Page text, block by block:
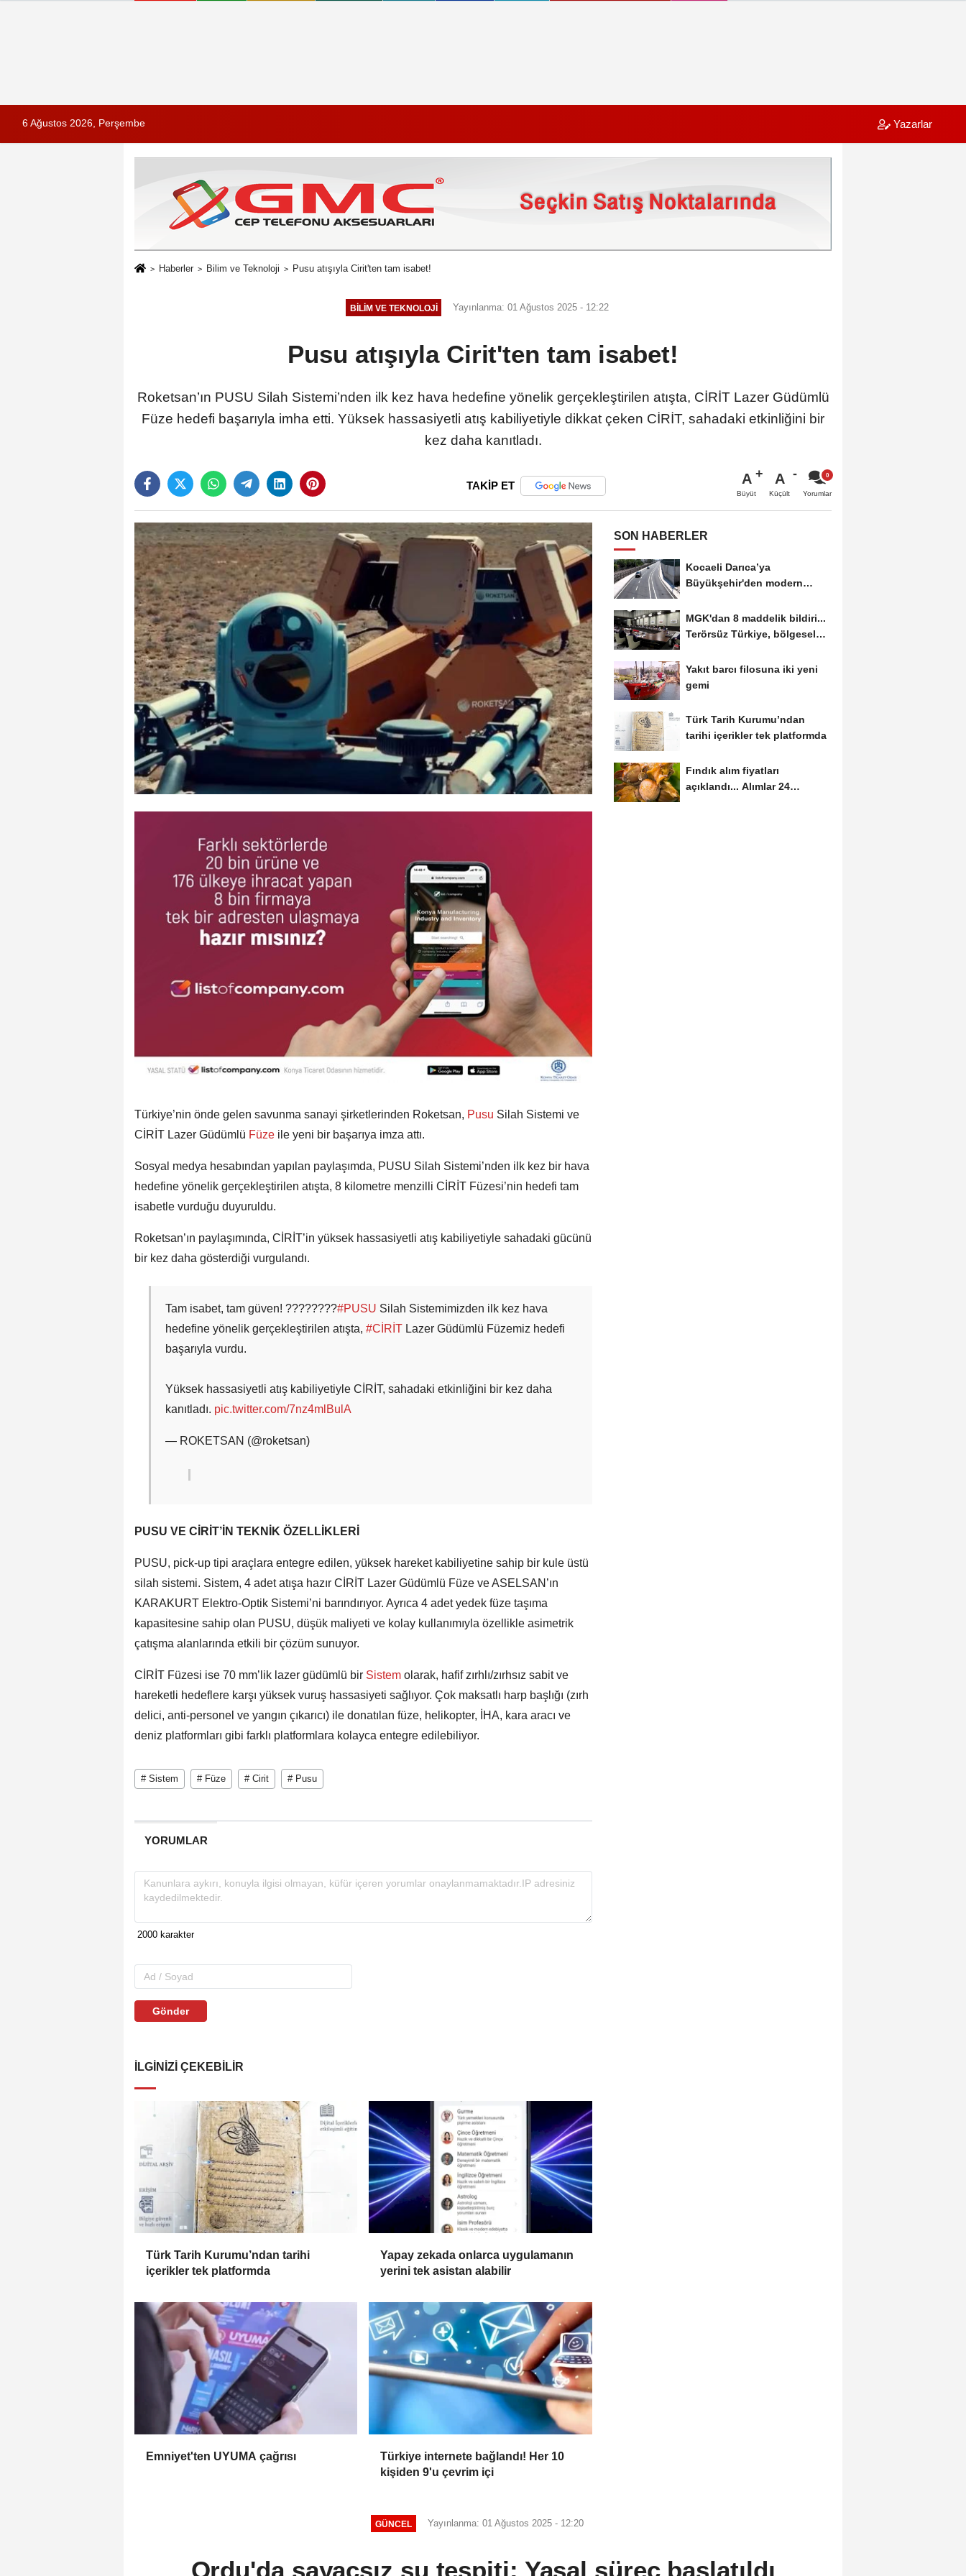
6 Ağustos 2026, Perşembe Yazarlar
Haberler Bilim ve Teknoloji Pusu atışıyla Cirit'ten tam isabet!
BILIM VE TEKNOLOJI Yayınlanma: 01 Ağustos 2025 - 12:22
Pusu atışıyla Cirit'ten tam isabet!
Roketsan’ın PUSU Silah Sistemi’nden ilk kez hava hedefine yönelik gerçekleştirilen atışta, CİRİT Lazer Güdümlü
Füze hedefi başarıyla imha etti. Yüksek hassasiyetli atış kabiliyetiyle dikkat çeken CİRİT, sahadaki etkinliğini bir
kez daha kanıtladı.
TAKİP ET A
Büyüt
A
Küçült Yorumlar
Türkiye’nin önde gelen savunma sanayi şirketlerinden Roketsan, Pusu Silah Sistemi ve
CİRİT Lazer Güdümlü Füze ile yeni bir başarıya imza attı.
Sosyal medya hesabından yapılan paylaşımda, PUSU Silah Sistemi’nden ilk kez bir hava
hedefine yönelik gerçekleştirilen atışta, 8 kilometre menzilli CİRİT Füzesi’nin hedefi tam
isabetle vurduğu duyuruldu.
Roketsan’ın paylaşımında, CİRİT’in yüksek hassasiyetli atış kabiliyetiyle sahadaki gücünü
bir kez daha gösterdiği vurgulandı.
Tam isabet, tam güven! ????????#PUSU Silah Sistemimizden ilk kez hava
hedefine yönelik gerçekleştirilen atışta, #CİRİT Lazer Güdümlü Füzemiz hedefi
başarıyla vurdu.
Yüksek hassasiyetli atış kabiliyetiyle CİRİT, sahadaki etkinliğini bir kez daha
kanıtladı. pic.twitter.com/7nz4mlBulA
— ROKETSAN (@roketsan)
PUSU VE CİRİT’İN TEKNİK ÖZELLİKLERİ
PUSU, pick-up tipi araçlara entegre edilen, yüksek hareket kabiliyetine sahip bir kule üstü
silah sistemi. Sistem, 4 adet atışa hazır CİRİT Lazer Güdümlü Füze ve ASELSAN’ın
KARAKURT Elektro-Optik Sistemi’ni barındırıyor. Ayrıca 4 adet yedek füze taşıma
kapasitesine sahip olan PUSU, düşük maliyeti ve kolay kullanımıyla özellikle asimetrik
çatışma alanlarında etkili bir çözüm sunuyor.
CİRİT Füzesi ise 70 mm’lik lazer güdümlü bir Sistem olarak, hafif zırhlı/zırhsız sabit ve
hareketli hedeflere karşı yüksek vuruş hassasiyeti sağlıyor. Çok maksatlı harp başlığı (zırh
delici, anti-personel ve yangın çıkarıcı) ile donatılan füze, helikopter, İHA, kara aracı ve
deniz platformları gibi farklı platformlara kolayca entegre edilebiliyor.
# Sistem # Füze # Cirit # Pusu
YORUMLAR
Gönder
İLGINIZI ÇEKEBILIR
Türk Tarih Kurumu’ndan tarihi
içerikler tek platformda
Yapay zekada onlarca uygulamanın
yerini tek asistan alabilir
Emniyet'ten UYUMA çağrısı
Türkiye internete bağlandı! Her 10
kişiden 9'u çevrim içi
SON HABERLER
Kocaeli Darıca’ya
Büyükşehir'den modern
MGK'dan 8 maddelik bildiri...
Terörsüz Türkiye, bölgesel
Yakıt barcı filosuna iki yeni
gemi
Türk Tarih Kurumu’ndan
tarihi içerikler tek platformda
Fındık alım fiyatları
açıklandı... Alımlar 24
GÜNCEL Yayınlanma: 01 Ağustos 2025 - 12:20
Ordu'da sayaçsız su tespiti: Yasal süreç başlatıldı